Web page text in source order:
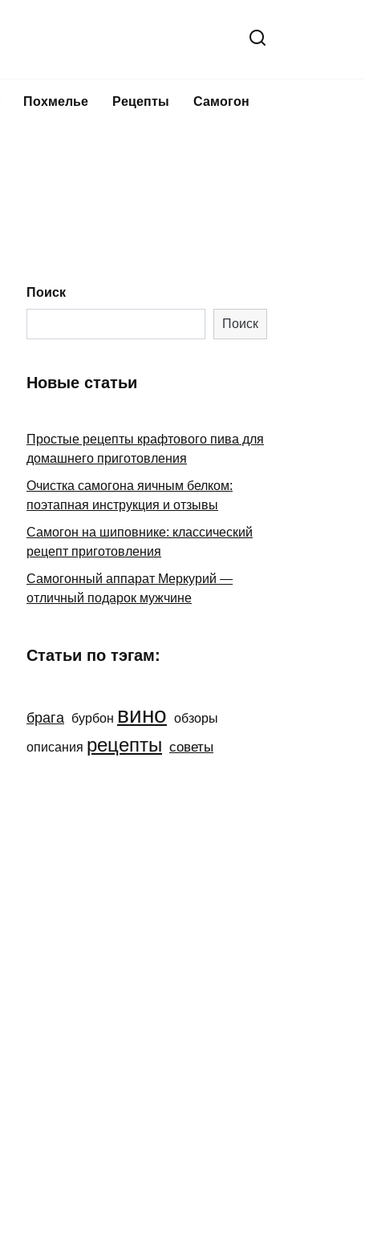
Похмелье Рецепты Самогон
Поиск
Поиск
Новые статьи
Простые рецепты крафтового пива для
домашнего приготовления
Очистка самогона яичным белком:
поэтапная инструкция и отзывы
Самогон на шиповнике: классический
рецепт приготовления
Самогонный аппарат Меркурий —
отличный подарок мужчине
Статьи по тэгам:
брага бурбон вино обзоры
описания рецепты советы